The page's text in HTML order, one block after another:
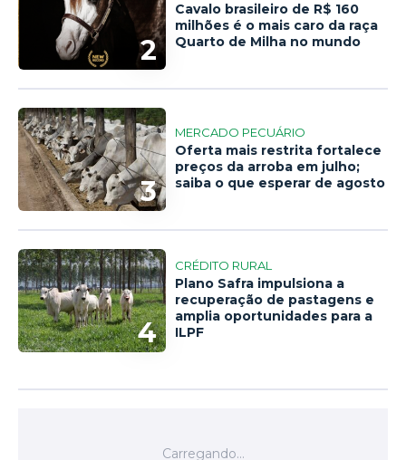
2
Cavalo brasileiro de R$ 160
milhões é o mais caro da raça
Quarto de Milha no mundo
3
MERCADO PECUÁRIO
Oferta mais restrita fortalece
preços da arroba em julho;
saiba o que esperar de agosto
4
CRÉDITO RURAL
Plano Safra impulsiona a
recuperação de pastagens e
amplia oportunidades para a
ILPF